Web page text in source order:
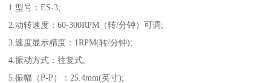
1.型号：ES-3;
2.动转速度：60-300RPM（转/分钟）可调;
3.速度显示精度：1RPM(转/分钟);
4.振动方式：往复式;
5.振幅（P-P）：25.4mm(英寸);